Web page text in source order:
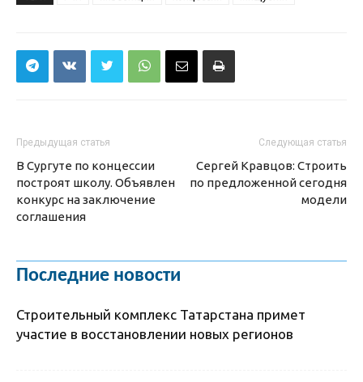
Предыдущая статья
В Сургуте по концессии
построят школу. Объявлен
конкурс на заключение
соглашения
Следующая статья
Сергей Кравцов: Строить
по предложенной сегодня
модели
Последние новости
Строительный комплекс Татарстана примет
участие в восстановлении новых регионов